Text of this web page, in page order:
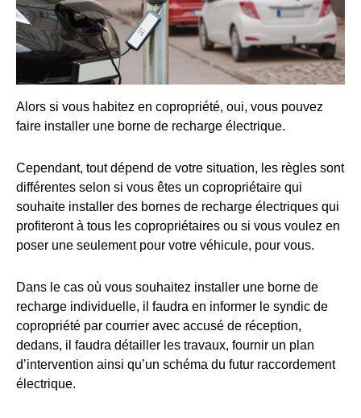
Alors si vous habitez en copropriété, oui, vous pouvez
faire installer une borne de recharge électrique.
Cependant, tout dépend de votre situation, les règles sont
différentes selon si vous êtes un copropriétaire qui
souhaite installer des bornes de recharge électriques qui
profiteront à tous les copropriétaires ou si vous voulez en
poser une seulement pour votre véhicule, pour vous.
Dans le cas où vous souhaitez installer une borne de
recharge individuelle, il faudra en informer le syndic de
copropriété par courrier avec accusé de réception,
dedans, il faudra détailler les travaux, fournir un plan
d’intervention ainsi qu’un schéma du futur raccordement
électrique.